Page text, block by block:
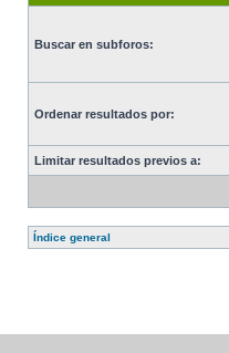
Buscar en subforos:
Ordenar resultados por:
Limitar resultados previos a:
Índice general